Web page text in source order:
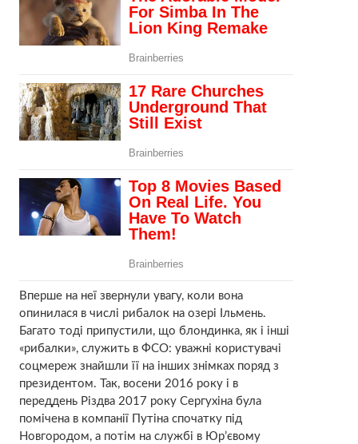
Вперше на неї звернули увагу, коли вона
опинилася в числі рибалок на озері Ільмень.
Багато тоді припустили, що блондинка, як і інші
«рибалки», служить в ФСО: уважні користувачі
соцмереж знайшли її на інших знімках поряд з
президентом. Так, восени 2016 року і в
переддень Різдва 2017 року Сергухіна була
помічена в компанії Путіна спочатку під
Новгородом, а потім на службі в Юр’євому